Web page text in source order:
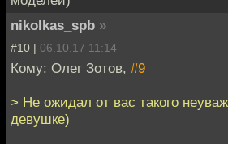
nikolkas_spb »
#10 | 06.10.17 11:14
Кому: Олег Зотов, #9
> Не ожидал от вас такого
девушке)